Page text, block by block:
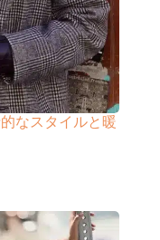
なスタイルと暖